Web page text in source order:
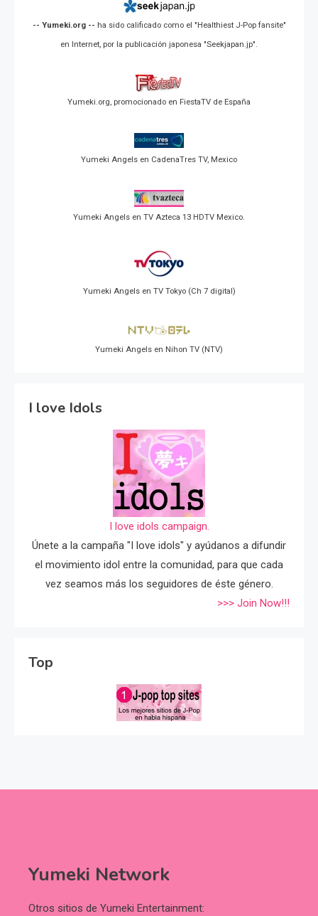
-- Yumeki.org -- ha sido calificado como el "Healthiest J-Pop fansite"
en Internet, por la publicación japonesa "Seekjapan.jp".
Yumeki.org, promocionado en FiestaTV de España
Yumeki Angels en CadenaTres TV, Mexico
Yumeki Angels en TV Azteca 13 HDTV Mexico.
Yumeki Angels en TV Tokyo (Ch 7 digital)
Yumeki Angels en Nihon TV (NTV)
I love Idols
I love idols campaign.
Únete a la campaña "I love idols" y ayúdanos a difundir
el movimiento idol entre la comunidad, para que cada
vez seamos más los seguidores de éste género.
>>> Join Now!!!
Top
Yumeki Network
Otros sitios de Yumeki Entertainment: